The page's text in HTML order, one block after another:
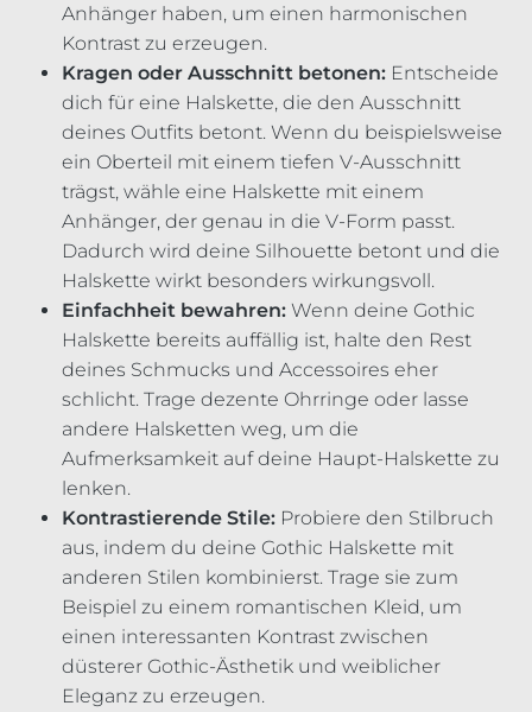
Anhänger haben, um einen harmonischen
Kontrast zu erzeugen.
Kragen oder Ausschnitt betonen: Entscheide
dich für eine Halskette, die den Ausschnitt
deines Outfits betont. Wenn du beispielsweise
ein Oberteil mit einem tiefen V-Ausschnitt
trägst, wähle eine Halskette mit einem
Anhänger, der genau in die V-Form passt.
Dadurch wird deine Silhouette betont und die
Halskette wirkt besonders wirkungsvoll.
Einfachheit bewahren: Wenn deine Gothic
Halskette bereits auffällig ist, halte den Rest
deines Schmucks und Accessoires eher
schlicht. Trage dezente Ohrringe oder lasse
andere Halsketten weg, um die
Aufmerksamkeit auf deine Haupt-Halskette zu
lenken.
Kontrastierende Stile: Probiere den Stilbruch
aus, indem du deine Gothic Halskette mit
anderen Stilen kombinierst. Trage sie zum
Beispiel zu einem romantischen Kleid, um
einen interessanten Kontrast zwischen
düsterer Gothic-Ästhetik und weiblicher
Eleganz zu erzeugen.